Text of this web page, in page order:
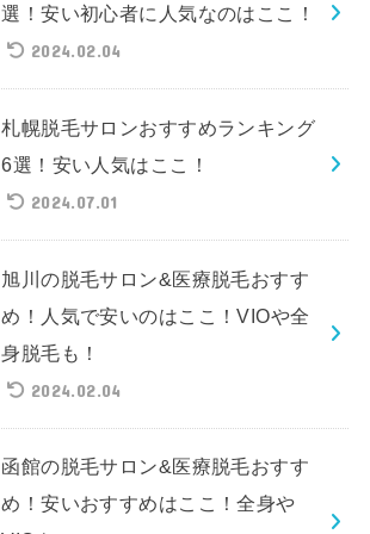
選！安い初心者に人気なのはここ！
2024.02.04
札幌脱毛サロンおすすめランキング
6選！安い人気はここ！
2024.07.01
旭川の脱毛サロン&医療脱毛おすす
め！人気で安いのはここ！VIOや全
身脱毛も！
2024.02.04
函館の脱毛サロン&医療脱毛おすす
め！安いおすすめはここ！全身や